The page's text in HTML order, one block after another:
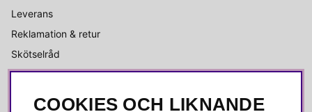
Leverans
Reklamation & retur
Skötselråd
OM OSS
COOKIES OCH LIKNANDE